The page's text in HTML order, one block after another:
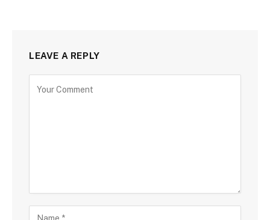
LEAVE A REPLY